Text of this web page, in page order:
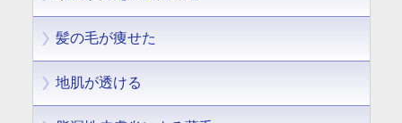
髪の毛が痩せた
地肌が透ける